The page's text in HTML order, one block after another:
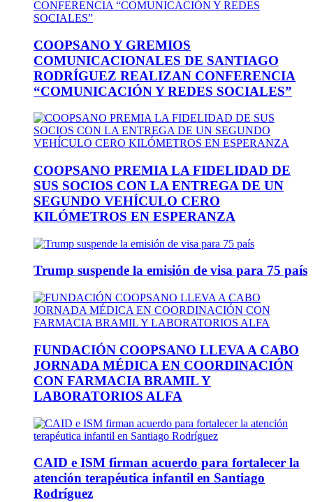
COOPSANO Y GREMIOS
COMUNICACIONALES DE SANTIAGO
RODRÍGUEZ REALIZAN CONFERENCIA
“COMUNICACIÓN Y REDES SOCIALES”
COOPSANO PREMIA LA FIDELIDAD DE
SUS SOCIOS CON LA ENTREGA DE UN
SEGUNDO VEHÍCULO CERO
KILÓMETROS EN ESPERANZA
Trump suspende la emisión de visa para 75 país
FUNDACIÓN COOPSANO LLEVA A CABO
JORNADA MÉDICA EN COORDINACIÓN
CON FARMACIA BRAMIL Y
LABORATORIOS ALFA
CAID e ISM firman acuerdo para fortalecer la
atención terapéutica infantil en Santiago
Rodríguez